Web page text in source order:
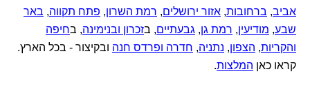
אביב, ברחובות, אזור ירושלים, רמת השרון, פתח תקווה, באר
שבע, מודיעין, רמת גן, גבעתיים, בזכרון ובנימינה, בחיפה
והקריות, הצפון, נתניה, חדרה ופרדס חנה ובקיצור - בכל הארץ.
קראו כאן המלצות.